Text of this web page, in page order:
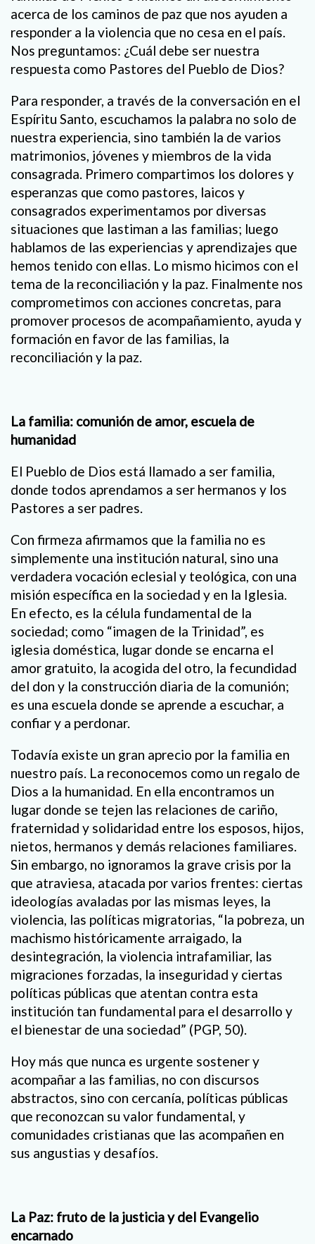
acerca de los caminos de paz que nos ayuden a
responder a la violencia que no cesa en el país.
Nos preguntamos: ¿Cuál debe ser nuestra
respuesta como Pastores del Pueblo de Dios?
Para responder, a través de la conversación en el
Espíritu Santo, escuchamos la palabra no solo de
nuestra experiencia, sino también la de varios
matrimonios, jóvenes y miembros de la vida
consagrada. Primero compartimos los dolores y
esperanzas que como pastores, laicos y
consagrados experimentamos por diversas
situaciones que lastiman a las familias; luego
hablamos de las experiencias y aprendizajes que
hemos tenido con ellas. Lo mismo hicimos con el
tema de la reconciliación y la paz. Finalmente nos
comprometimos con acciones concretas, para
promover procesos de acompañamiento, ayuda y
formación en favor de las familias, la
reconciliación y la paz.
La familia: comunión de amor, escuela de
humanidad
El Pueblo de Dios está llamado a ser familia,
donde todos aprendamos a ser hermanos y los
Pastores a ser padres.
Con firmeza afirmamos que la familia no es
simplemente una institución natural, sino una
verdadera vocación eclesial y teológica, con una
misión específica en la sociedad y en la Iglesia.
En efecto, es la célula fundamental de la
sociedad; como “imagen de la Trinidad”, es
iglesia doméstica, lugar donde se encarna el
amor gratuito, la acogida del otro, la fecundidad
del don y la construcción diaria de la comunión;
es una escuela donde se aprende a escuchar, a
confiar y a perdonar.
Todavía existe un gran aprecio por la familia en
nuestro país. La reconocemos como un regalo de
Dios a la humanidad. En ella encontramos un
lugar donde se tejen las relaciones de cariño,
fraternidad y solidaridad entre los esposos, hijos,
nietos, hermanos y demás relaciones familiares.
Sin embargo, no ignoramos la grave crisis por la
que atraviesa, atacada por varios frentes: ciertas
ideologías avaladas por las mismas leyes, la
violencia, las políticas migratorias, “la pobreza, un
machismo históricamente arraigado, la
desintegración, la violencia intrafamiliar, las
migraciones forzadas, la inseguridad y ciertas
políticas públicas que atentan contra esta
institución tan fundamental para el desarrollo y
el bienestar de una sociedad” (PGP, 50).
Hoy más que nunca es urgente sostener y
acompañar a las familias, no con discursos
abstractos, sino con cercanía, políticas públicas
que reconozcan su valor fundamental, y
comunidades cristianas que las acompañen en
sus angustias y desafíos.
La Paz: fruto de la justicia y del Evangelio
encarnado